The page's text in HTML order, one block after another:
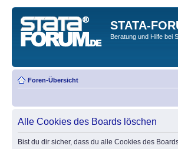
STATA-
Beratung und Hilfe bei
Foren-Übersicht
Alle Cookies des Boards löschen
Bist du dir sicher, dass du alle Cookies des